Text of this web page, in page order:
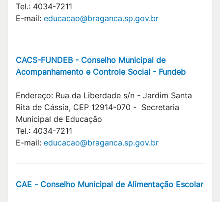
Tel.: 4034-7211
E-mail: educacao@braganca.sp.gov.br
CACS-FUNDEB - Conselho Municipal de
Acompanhamento e Controle Social - Fundeb
Endereço: Rua da Liberdade s/n - Jardim Santa
Rita de Cássia, CEP 12914-070 - Secretaria
Municipal de Educação
Tel.: 4034-7211
E-mail: educacao@braganca.sp.gov.br
CAE - Conselho Municipal de Alimentação Escolar